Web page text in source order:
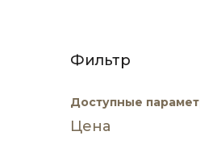
Фильтр
Доступные
Цена